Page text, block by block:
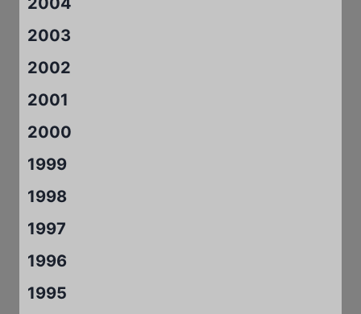
2003
2002
2001
2000
1999
1998
1997
1996
1995